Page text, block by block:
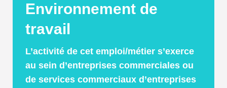
Environnement de
travail
L’activité de cet emploi/métier s’exerce
au sein d’entreprises commerciales ou
de services commerciaux d’entreprises